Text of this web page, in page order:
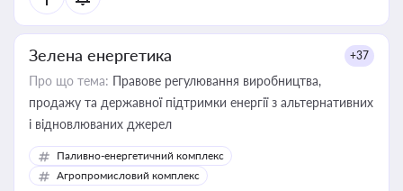
Зелена енергетика +37
Про що тема: Правове регулювання виробництва,
продажу та державної підтримки енергії з альтернативних
і відновлюваних джерел
Паливно-енергетичний комплекс
Агропромисловий комплекс